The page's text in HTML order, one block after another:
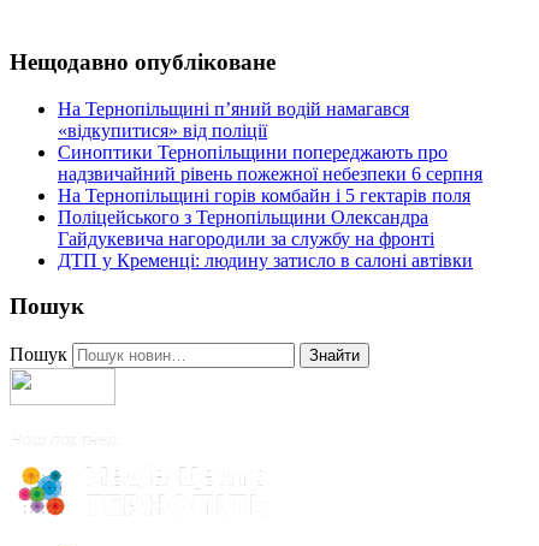
Нещодавно опубліковане
На Тернопільщині п’яний водій намагався
«відкупитися» від поліції
Синоптики Тернопільщини попереджають про
надзвичайний рівень пожежної небезпеки 6 серпня
На Тернопільщині горів комбайн і 5 гектарів поля
Поліцейського з Тернопільщини Олександра
Гайдукевича нагородили за службу на фронті
ДТП у Кременці: людину затисло в салоні автівки
Пошук
Пошук Знайти